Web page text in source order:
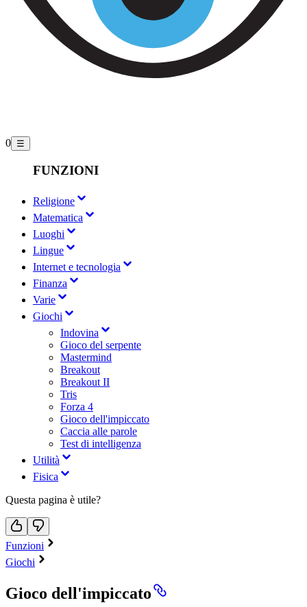
0 ☰
FUNZIONI
Religione
Matematica
Luoghi
Lingue
Internet e tecnologia
Finanza
Varie
Giochi
Indovina
Gioco del serpente
Mastermind
Breakout
Breakout II
Tris
Forza 4
Gioco dell'impiccato
Caccia alle parole
Test di intelligenza
Utilità
Fisica
Questa pagina è utile?
Funzioni
Giochi
Gioco dell'impiccato